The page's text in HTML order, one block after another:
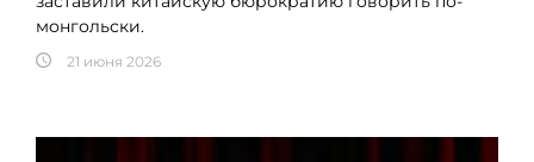
монгольски.
21 июня 2026